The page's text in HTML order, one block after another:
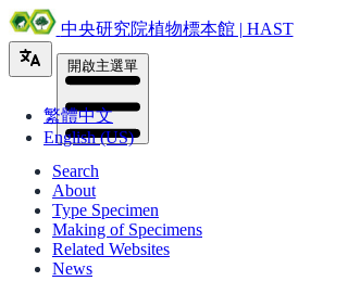
中央研究院植物標本館 | HAST
繁體中文
English (US)
開啟主選單
Search
About
Type Specimen
Making of Specimens
Related Websites
News